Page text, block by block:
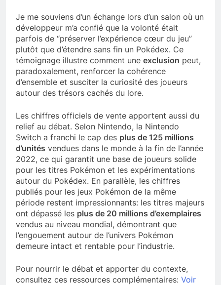
Je me souviens d’un échange lors d’un salon où un
développeur m’a confié que la volonté était
parfois de “préserver l’expérience cœur du jeu”
plutôt que d’étendre sans fin un Pokédex. Ce
témoignage illustre comment une exclusion peut,
paradoxalement, renforcer la cohérence
d’ensemble et susciter la curiosité des joueurs
autour des trésors cachés du lore.
Les chiffres officiels de vente apportent aussi du
relief au débat. Selon Nintendo, la Nintendo
Switch a franchi le cap des plus de 125 millions
d’unités vendues dans le monde à la fin de l’année
2022, ce qui garantit une base de joueurs solide
pour les titres Pokémon et les expérimentations
autour du Pokédex. En parallèle, les chiffres
publiés pour les jeux Pokémon de la même
période restent impressionnants: les titres majeurs
ont dépassé les plus de 20 millions d’exemplaires
vendus au niveau mondial, démontrant que
l’engouement autour de l’univers Pokémon
demeure intact et rentable pour l’industrie.
Pour nourrir le débat et apporter du contexte,
consultez ces ressources complémentaires: Voir